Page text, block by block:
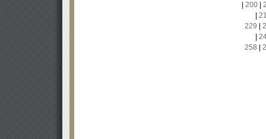
200|
229
258